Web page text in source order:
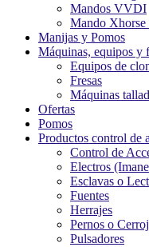
Mandos VVDI
Mando Xhorse
Manijas y Pomos
Máquinas, equipos y
Equipos de
Fresas
Máquinas
Ofertas
Pomos
Productos control de
Control de
Electros
Esclavas o
Fuentes
Herrajes
Pernos o
Pulsadores